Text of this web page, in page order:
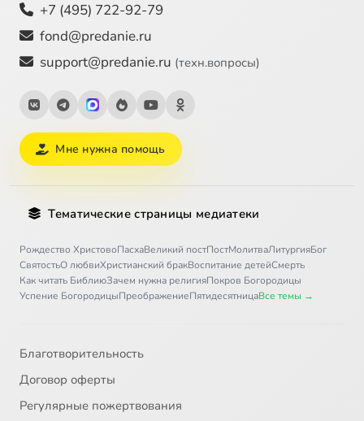
+7 (495) 722-92-79
fond@predanie.ru
support@predanie.ru (техн.вопросы)
Мне нужна помощь
Тематические страницы медиатеки
Рождество ХристовоПасхаВеликий постПостМолитваЛитургияБог
СвятостьО любвиХристианский бракВоспитание детейСмерть
Как читать БиблиюЗачем нужна религияПокров Богородицы
Успение БогородицыПреображениеПятидесятницаВсе темы →
Благотворительность
Договор оферты
Регулярные пожертвования